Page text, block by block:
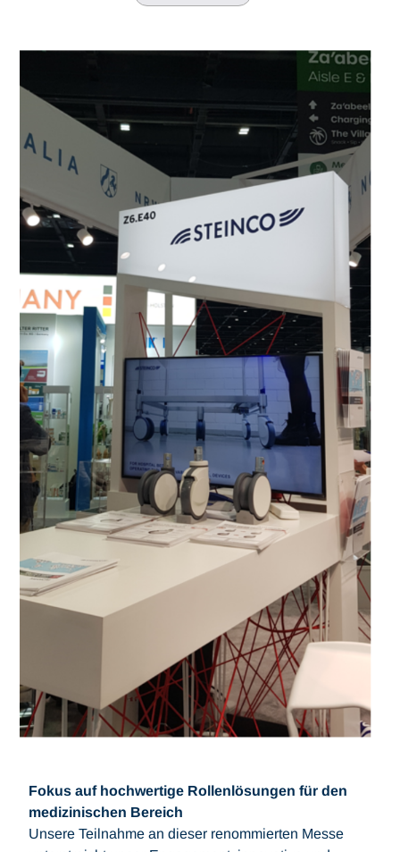
Fokus auf hochwertige Rollenlösungen für den
medizinischen Bereich
Unsere Teilnahme an dieser renommierten Messe